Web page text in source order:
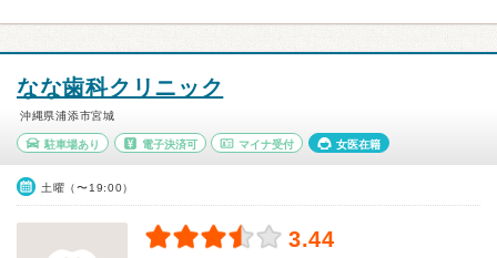
なな歯科クリニック
沖縄県浦添市宮城
駐車場あり 電子決済可 マイナ受付 女医在籍
土曜（〜19:00）
3.44